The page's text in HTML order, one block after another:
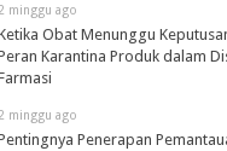
minggu ago
Obat Menunggu
Karantina Produk dalam
minggu ago
Penerapan